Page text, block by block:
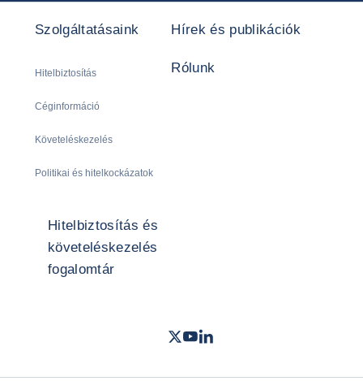
Szolgáltatásaink
Hitelbiztosítás
Céginformáció
Követeléskezelés
Politikai és hitelkockázatok
Hírek és publikációk
Rólunk
Hitelbiztosítás és
követeléskezelés
fogalomtár
Twitter- Coface
Youtube
LinkedIn